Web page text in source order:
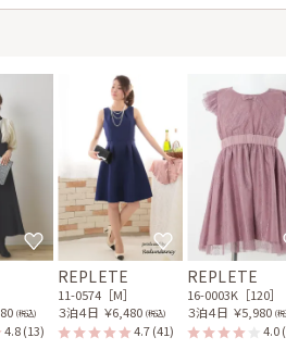
(税込)
4.8(13)
REPLETE
11-0574［M］
３泊４日 ￥6,480 (税込)
4.7(41)
REPLETE
16-0003K［120］
３泊４日 ￥5,980 (
4.0